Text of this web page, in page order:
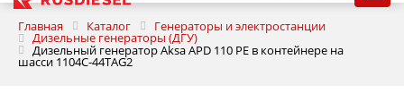
Главная Каталог Генераторы и электростанции
Дизельные генераторы (ДГУ)
Дизельный генератор Aksa APD 110 PE в контейнере на
шасси 1104C-44TAG2